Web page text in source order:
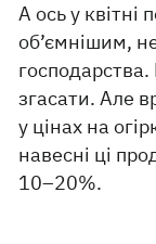
А ось у квітні
об’ємнішим,
згасати. Але
у цінах на
навесні ці
10–20%.